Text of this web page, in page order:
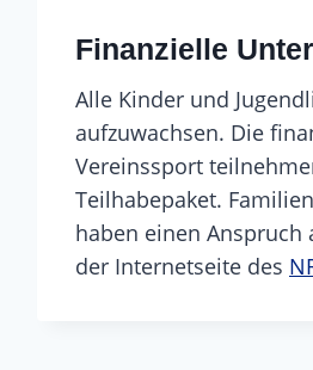
Finanzielle
Alle Kinder und
aufzuwachsen. Die
Vereinssport
Teilhabepaket.
haben einen
der Internetseite des